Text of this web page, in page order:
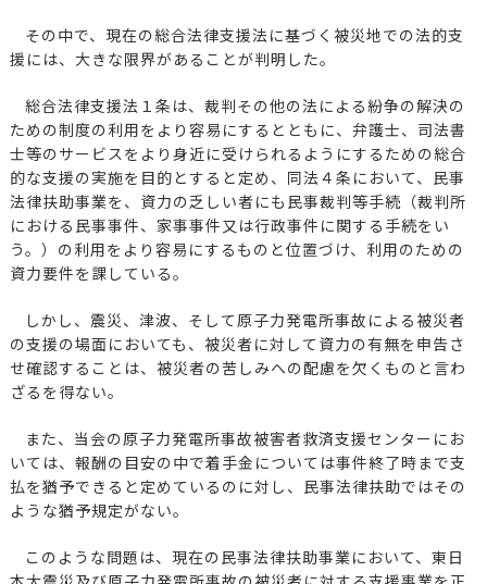
その中で、現在の総合法律支援法に基づく被災地での法的支
援には、大きな限界があることが判明した。
総合法律支援法１条は、裁判その他の法による紛争の解決の
ための制度の利用をより容易にするとともに、弁護士、司法書
士等のサービスをより身近に受けられるようにするための総合
的な支援の実施を目的とすると定め、同法４条において、民事
法律扶助事業を、資力の乏しい者にも民事裁判等手続（裁判所
における民事事件、家事事件又は行政事件に関する手続をい
う。）の利用をより容易にするものと位置づけ、利用のための
資力要件を課している。
しかし、震災、津波、そして原子力発電所事故による被災者
の支援の場面においても、被災者に対して資力の有無を申告さ
せ確認することは、被災者の苦しみへの配慮を欠くものと言わ
ざるを得ない。
また、当会の原子力発電所事故被害者救済支援センターにお
いては、報酬の目安の中で着手金については事件終了時まで支
払を猶予できると定めているのに対し、民事法律扶助ではその
ような猶予規定がない。
このような問題は、現在の民事法律扶助事業において、東日